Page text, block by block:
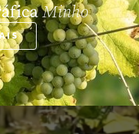
Minho